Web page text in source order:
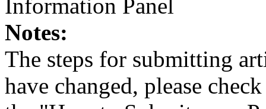
Information Panel
Notes:
The steps for submitting
have changed, please